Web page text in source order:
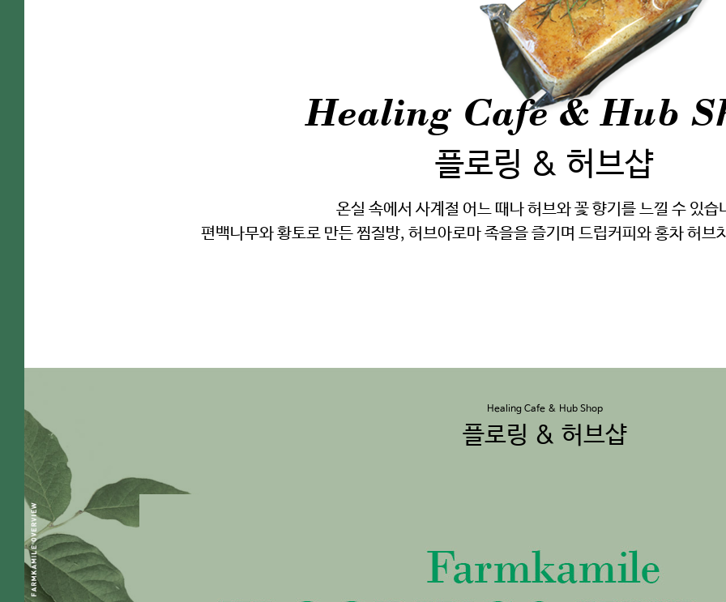
Healing Cafe & Hub
플로링 & 허브샵
온실 속에서 사계절 어느 때나 허브와 꽃 향기를 느낄 수 있습
편백나무와 황토로 만든 찜질방, 허브아로마 족을을 즐기며 드립커피와 홍차 허브
Healing Cafe & Hub Shop
플로링 & 허브샵